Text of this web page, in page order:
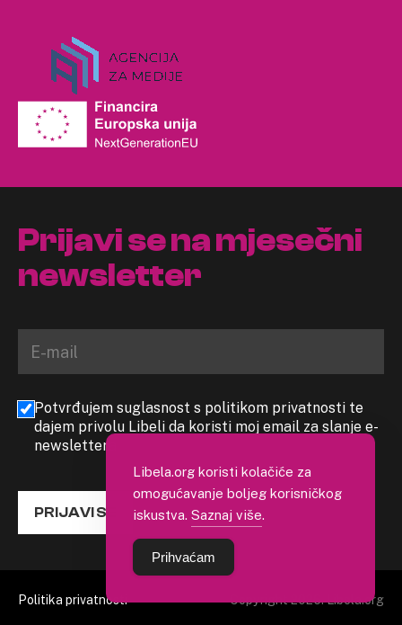
Prijavi se na mjesečni
newsletter
Potvrđujem suglasnost s politikom privatnosti te
dajem privolu Libeli da koristi moj email za slanje e-
newslettera
PRIJAVI SE
Politika privatnosti Copyright 2026. Libela.org
Libela.org koristi kolačiće za
omogućavanje boljeg korisničkog
iskustva. Saznaj više.
Prihvaćam